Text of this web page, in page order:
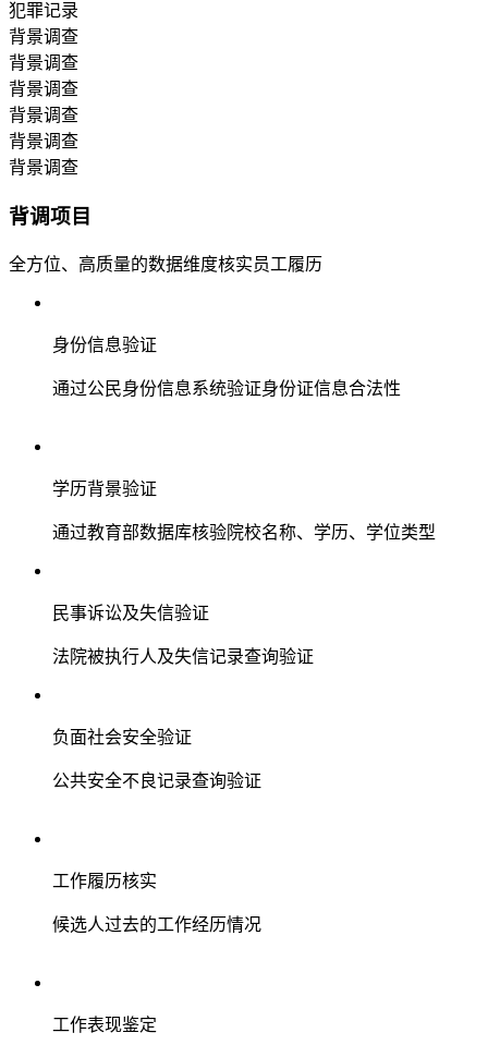
犯罪记录
背景调查
背景调查
背景调查
背景调查
背景调查
背景调查
背调项目
全方位、高质量的数据维度核实员工履历
身份信息验证
通过公民身份信息系统验证身份证信息合法性
学历背景验证
通过教育部数据库核验院校名称、学历、学位类型
民事诉讼及失信验证
法院被执行人及失信记录查询验证
负面社会安全验证
公共安全不良记录查询验证
工作履历核实
候选人过去的工作经历情况
工作表现鉴定